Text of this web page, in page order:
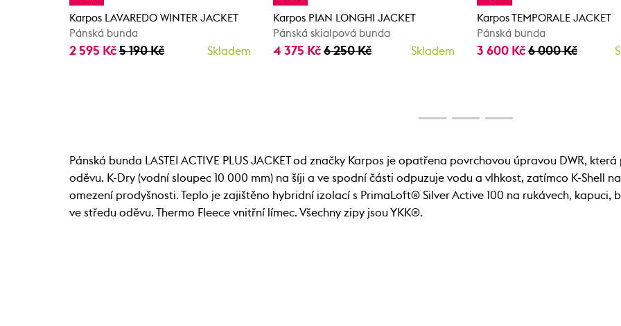
Karpos LAVAREDO WINTER JACKET
Pánská bunda
2 595 Kč 5 190 Kč Skladem
Karpos PIAN LONGHI JACKET
Pánská skialpová bunda
4 375 Kč 6 250 Kč Skladem
Karpos TEMPORALE JACKET
Pánská bunda
3 600 Kč 6 000 Kč
Pánská bunda LASTEI ACTIVE PLUS JACKET od značky Karpos je opatřena povrchovou úpravou DWR,
oděvu. K-Dry (vodní sloupec 10 000 mm) na šíji a ve spodní části odpuzuje vodu a vlhkost, zatímco K-Shell
omezení prodyšnosti. Teplo je zajištěno hybridní izolací s PrimaLoft® Silver Active 100 na rukávech, kapuci,
ve středu oděvu. Thermo Fleece vnitřní límec. Všechny zipy jsou YKK®.